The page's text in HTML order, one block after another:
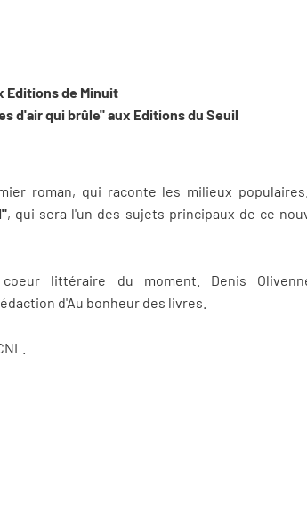
Editions de Minuit
d'air qui brûle" aux Editions du Seuil
roman, qui raconte les milieux
, qui sera l'un des sujets principaux de ce
littéraire du moment. Denis
d'Au bonheur des livres.